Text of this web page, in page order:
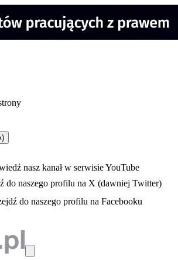
się w nowej karcie
- otwiera się w nowej karcie
nasz kanał w serwisie YouTube
nowej karcie
do naszego profilu na X (dawniej Twitter)
- otwiera się w nowej karcie
do naszego profilu na Facebooku